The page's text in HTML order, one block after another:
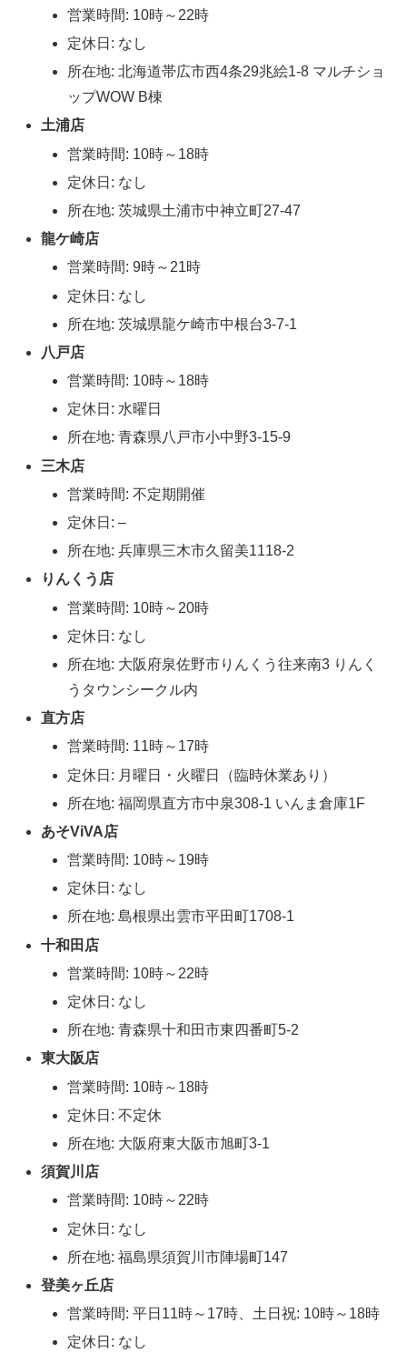
営業時間: 10時～22時
定休日: なし
所在地: 北海道帯広市西4条29兆絵1-8 マルチショ
ップWOW B棟
土浦店
営業時間: 10時～18時
定休日: なし
所在地: 茨城県土浦市中神立町27-47
龍ケ崎店
営業時間: 9時～21時
定休日: なし
所在地: 茨城県龍ケ崎市中根台3-7-1
八戸店
営業時間: 10時～18時
定休日: 水曜日
所在地: 青森県八戸市小中野3-15-9
三木店
営業時間: 不定期開催
定休日: –
所在地: 兵庫県三木市久留美1118-2
りんくう店
営業時間: 10時～20時
定休日: なし
所在地: 大阪府泉佐野市りんくう往来南3 りんく
うタウンシークル内
直方店
営業時間: 11時～17時
定休日: 月曜日・火曜日（臨時休業あり）
所在地: 福岡県直方市中泉308-1 いんま倉庫1F
あそViVA店
営業時間: 10時～19時
定休日: なし
所在地: 島根県出雲市平田町1708-1
十和田店
営業時間: 10時～22時
定休日: なし
所在地: 青森県十和田市東四番町5-2
東大阪店
営業時間: 10時～18時
定休日: 不定休
所在地: 大阪府東大阪市旭町3-1
須賀川店
営業時間: 10時～22時
定休日: なし
所在地: 福島県須賀川市陣場町147
登美ヶ丘店
営業時間: 平日11時～17時、土日祝: 10時～18時
定休日: なし